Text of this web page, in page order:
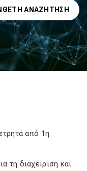
ΑΝΑΖΉΤΗΣΗ
από 1η
τη διαχείριση και